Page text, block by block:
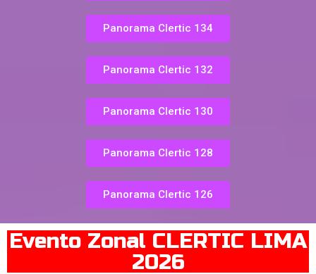
Panorama Clertic 134
Panorama Clertic 132
Panorama Clertic 130
Panorama Clertic 128
Panorama Clertic 126
Evento Zonal CLERTIC LIMA
2026